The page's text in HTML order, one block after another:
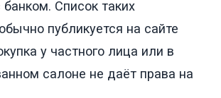
Список таких
публикуется на сайте
у частного лица или в
салоне не даёт права на